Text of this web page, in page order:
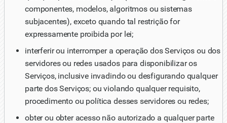
componentes, modelos, algoritmos ou sistemas
subjacentes), exceto quando tal restrição for
expressamente proibida por lei;
interferir ou interromper a operação dos Serviços ou dos
servidores ou redes usados para disponibilizar os
Serviços, inclusive invadindo ou desfigurando qualquer
parte dos Serviços; ou violando qualquer requisito,
procedimento ou política desses servidores ou redes;
obter ou obter acesso não autorizado a qualquer parte